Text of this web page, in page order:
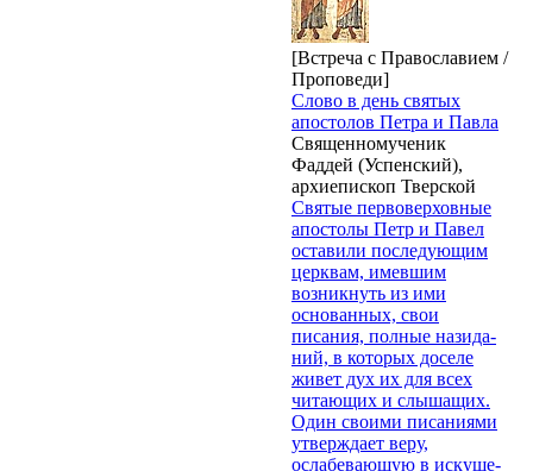
[Встреча с Православием /
Проповеди]
Слово в день святых
апостолов Петра и Павла
Священномученик
Фаддей (Успенский),
архиепископ Тверской
Святые первоверховные
апостолы Петр и Павел
оставили последующим
церквам, имев­шим
возникнуть из ими
основанных, свои
писания, полные назида­
ний, в которых доселе
живет дух их для всех
читающих и слышащих.
Один своими писаниями
утверждает веру,
ослабевающую в искуше­